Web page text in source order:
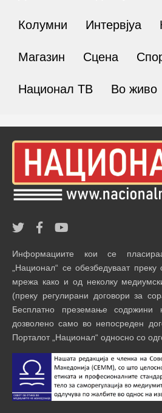
Колумни Интервјуа
Магазин Сцена
Национал ТВ Во живо
Информациите кои се
„Национал“ се обезбедуваат преку
мрежа како и од неколку
(преку регулирани договори за
Бесплатно преземање содржини
дозволено само во непосреден
Порталот „Национал“ односно со